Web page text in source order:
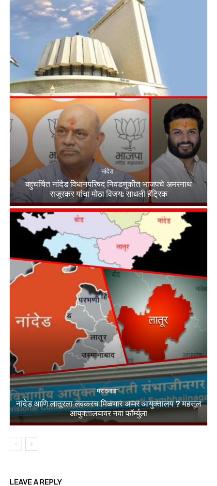
नांदेड
बहुचर्चित नांदेड विधानपरिषद निवडणुकीत भाजपचे अमरनाथ
राजूरकर यांचा मोठा विजय; साधली हॅट्रिक
मराठवाडा
नांदेड आणि लातूरला लवकरच मिळणार अप्पर आयुक्तालय ? महसूल
आयुक्तालयावर नवा फॉर्म्युला
LEAVE A REPLY